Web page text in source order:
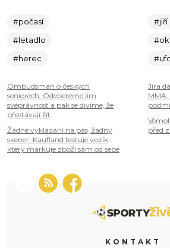
#počasí
#letadlo
#herec
Ombudsman o českých
seniorech: Odebereme jim
svéprávnost a pak se divíme, že
přestávají žít
Žádné vykládání na pás, žádný
skener. Kaufland testuje vozík,
který markuje zboží sám od sebe
#jiří
#ufc
Jíra
před
KONTAKT